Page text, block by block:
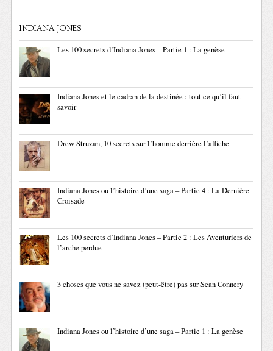
INDIANA JONES
Les 100 secrets d’Indiana Jones – Partie 1 : La genèse
Indiana Jones et le cadran de la destinée : tout ce qu’il faut
savoir
Drew Struzan, 10 secrets sur l’homme derrière l’affiche
Indiana Jones ou l’histoire d’une saga – Partie 4 : La Dernière
Croisade
Les 100 secrets d’Indiana Jones – Partie 2 : Les Aventuriers de
l’arche perdue
3 choses que vous ne savez (peut-être) pas sur Sean Connery
Indiana Jones ou l’histoire d’une saga – Partie 1 : La genèse